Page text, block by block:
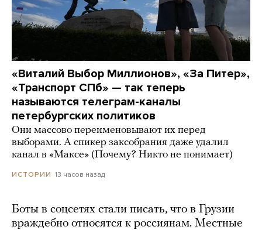
«Виталий Выбор Миллионов», «За Питер»,
«Транспорт СПб» — так теперь
называются телеграм-каналы
петербургских политиков
Они массово переименовывают их перед
выборами. А спикер заксобрания даже удалил
канал в «Максе» (Почему? Никто не понимает)
ИСТОРИИ 13 часов назад
Боты в соцсетях стали писать, что в Грузии
враждебно относятся к россиянам. Местные